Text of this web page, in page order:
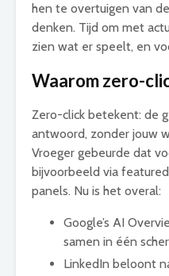
hen te overtuigen van
denken. Tijd om met
zien wat er speelt, en
Waarom zero-
Zero-click betekent: de
antwoord, zonder jouw
Vroeger gebeurde dat
bijvoorbeeld via
panels. Nu is het overal:
Google’s AI
samen in één
LinkedIn beloont